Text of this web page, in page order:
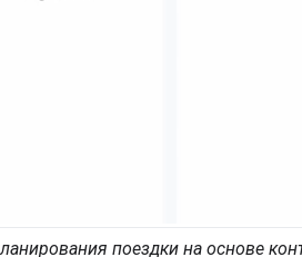
поездки на основе